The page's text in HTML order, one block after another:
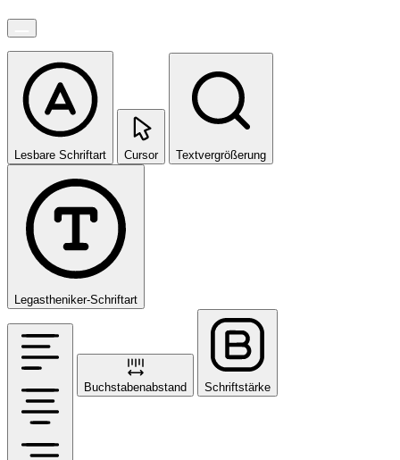
Lesbare Schriftart Cursor Textvergrößerung
Legastheniker-Schriftart
Buchstabenabstand Schriftstärke